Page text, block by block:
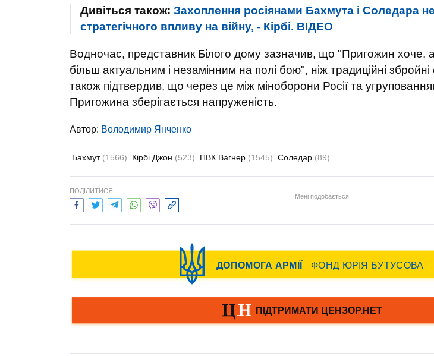
Дивіться також: Захоплення росіянами Бахмута і Соледара
стратегічного впливу на війну, - Кірбі. ВIДЕО
Водночас, представник Білого дому зазначив, що "Пригожин хоче,
більш актуальним і незамінним на полі бою", ніж традиційні збройні
також підтвердив, що через це між міноборони Росії та
Пригожина зберігається напруженість.
Автор: Володимир Янченко
Бахмут (1566) Кірбі Джон (523) ПВК Вагнер (1545) Соледар (89)
ПОДІЛИТИСЯ:
Мені подобається